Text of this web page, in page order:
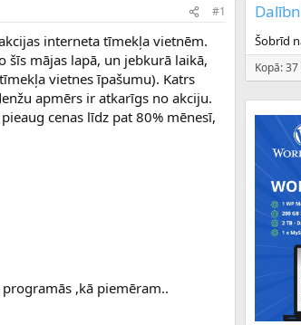
#1
interneta tīmekļa vietnēm.
šīs mājas lapā, un jebkurā laikā,
vietnes īpašumu). Katrs
apmērs ir atkarīgs no akciju.
cenas līdz pat 80% mēnesī,
,kā piemēram..
Šobrīd
Kopā: